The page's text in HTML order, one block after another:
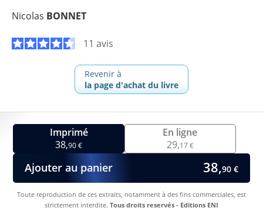
Nicolas BONNET
11 avis
Revenir à
la page d'achat du livre
Imprimé
38,90 €
En ligne
29,17 €
Ajouter au panier 38,90 €
Toute reproduction de ces extraits, notamment à des fins commerciales, est
strictement interdite. Tous droits reservés - Editions ENI